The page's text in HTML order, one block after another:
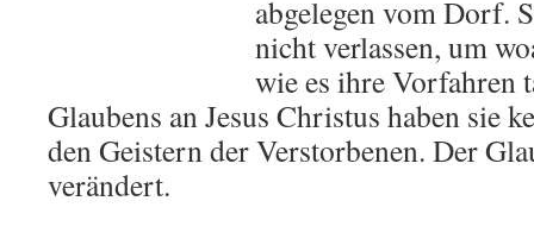
abgelegen vom Dorf.
nicht verlassen, um
wie es ihre Vorfahren
Glaubens an Jesus Christus haben sie
den Geistern der Verstorbenen. Der
verändert.